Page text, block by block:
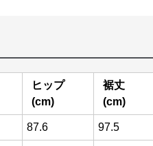
ヒップ
(cm)
裾丈
(cm)
87.6 97.5